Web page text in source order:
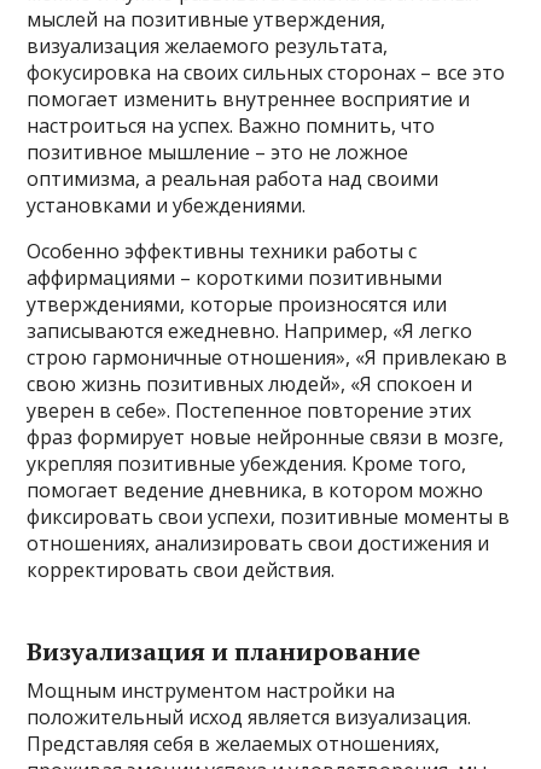
мыслей на позитивные утверждения,
визуализация желаемого результата,
фокусировка на своих сильных сторонах – все это
помогает изменить внутреннее восприятие и
настроиться на успех. Важно помнить, что
позитивное мышление – это не ложное
оптимизма, а реальная работа над своими
установками и убеждениями.
Особенно эффективны техники работы с
аффирмациями – короткими позитивными
утверждениями, которые произносятся или
записываются ежедневно. Например, «Я легко
строю гармоничные отношения», «Я привлекаю в
свою жизнь позитивных людей», «Я спокоен и
уверен в себе». Постепенное повторение этих
фраз формирует новые нейронные связи в мозге,
укрепляя позитивные убеждения. Кроме того,
помогает ведение дневника, в котором можно
фиксировать свои успехи, позитивные моменты в
отношениях, анализировать свои достижения и
корректировать свои действия.
Визуализация и планирование
Мощным инструментом настройки на
положительный исход является визуализация.
Представляя себя в желаемых отношениях,